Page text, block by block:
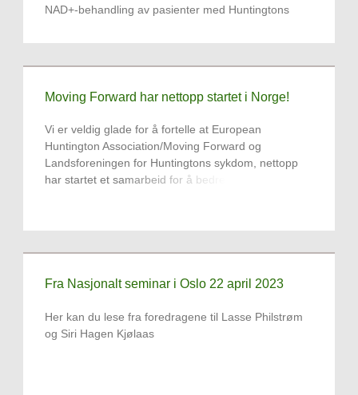
NAD+-behandling av pasienter med Huntingtons
Moving Forward har nettopp startet i Norge!
Vi er veldig glade for å fortelle at European
Huntington Association/Moving Forward og
Landsforeningen for Huntingtons sykdom, nettopp
har startet et samarbeid for å bedre forstå og svare
Fra Nasjonalt seminar i Oslo 22 april 2023
Her kan du lese fra foredragene til Lasse Philstrøm
og Siri Hagen Kjølaas